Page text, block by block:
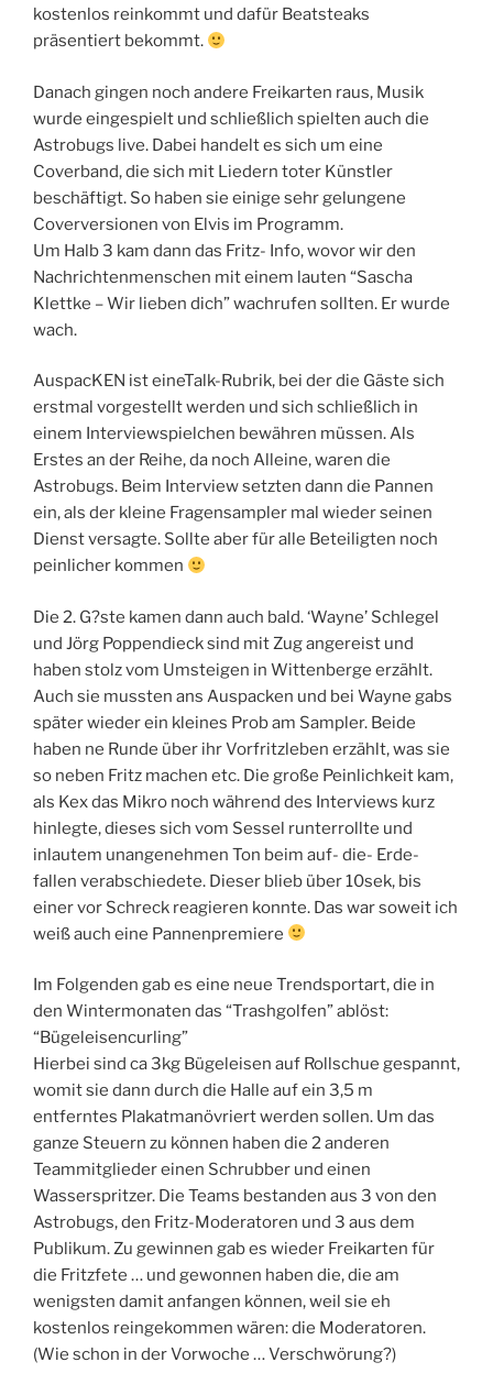
kostenlos reinkommt und dafür Beatsteaks
präsentiert bekommt.
Danach gingen noch andere Freikarten raus, Musik
wurde eingespielt und schließlich spielten auch die
Astrobugs live. Dabei handelt es sich um eine
Coverband, die sich mit Liedern toter Künstler
beschäftigt. So haben sie einige sehr gelungene
Coverversionen von Elvis im Programm.
Um Halb 3 kam dann das Fritz- Info, wovor wir den
Nachrichtenmenschen mit einem lauten “Sascha
Klettke – Wir lieben dich” wachrufen sollten. Er wurde
wach.
AuspacKEN ist eineTalk-Rubrik, bei der die Gäste sich
erstmal vorgestellt werden und sich schließlich in
einem Interviewspielchen bewähren müssen. Als
Erstes an der Reihe, da noch Alleine, waren die
Astrobugs. Beim Interview setzten dann die Pannen
ein, als der kleine Fragensampler mal wieder seinen
Dienst versagte. Sollte aber für alle Beteiligten noch
peinlicher kommen
Die 2. G?ste kamen dann auch bald. ‘Wayne’ Schlegel
und Jörg Poppendieck sind mit Zug angereist und
haben stolz vom Umsteigen in Wittenberge erzählt.
Auch sie mussten ans Auspacken und bei Wayne gabs
später wieder ein kleines Prob am Sampler. Beide
haben ne Runde über ihr Vorfritzleben erzählt, was sie
so neben Fritz machen etc. Die große Peinlichkeit kam,
als Kex das Mikro noch während des Interviews kurz
hinlegte, dieses sich vom Sessel runterrollte und
inlautem unangenehmen Ton beim auf- die- Erde-
fallen verabschiedete. Dieser blieb über 10sek, bis
einer vor Schreck reagieren konnte. Das war soweit ich
weiß auch eine Pannenpremiere
Im Folgenden gab es eine neue Trendsportart, die in
den Wintermonaten das “Trashgolfen” ablöst:
“Bügeleisencurling”
Hierbei sind ca 3kg Bügeleisen auf Rollschue gespannt,
womit sie dann durch die Halle auf ein 3,5 m
entferntes Plakatmanövriert werden sollen. Um das
ganze Steuern zu können haben die 2 anderen
Teammitglieder einen Schrubber und einen
Wasserspritzer. Die Teams bestanden aus 3 von den
Astrobugs, den Fritz-Moderatoren und 3 aus dem
Publikum. Zu gewinnen gab es wieder Freikarten für
die Fritzfete … und gewonnen haben die, die am
wenigsten damit anfangen können, weil sie eh
kostenlos reingekommen wären: die Moderatoren.
(Wie schon in der Vorwoche … Verschwörung?)